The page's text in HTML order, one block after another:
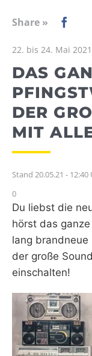
WEBRADIO
Share »
22. bis 24. Mai 2021
DAS
DER
IT
Stand 20.05.21 - 12:40
0
Du liebst die
hörst das
lang brandneue
der große
einschalten!